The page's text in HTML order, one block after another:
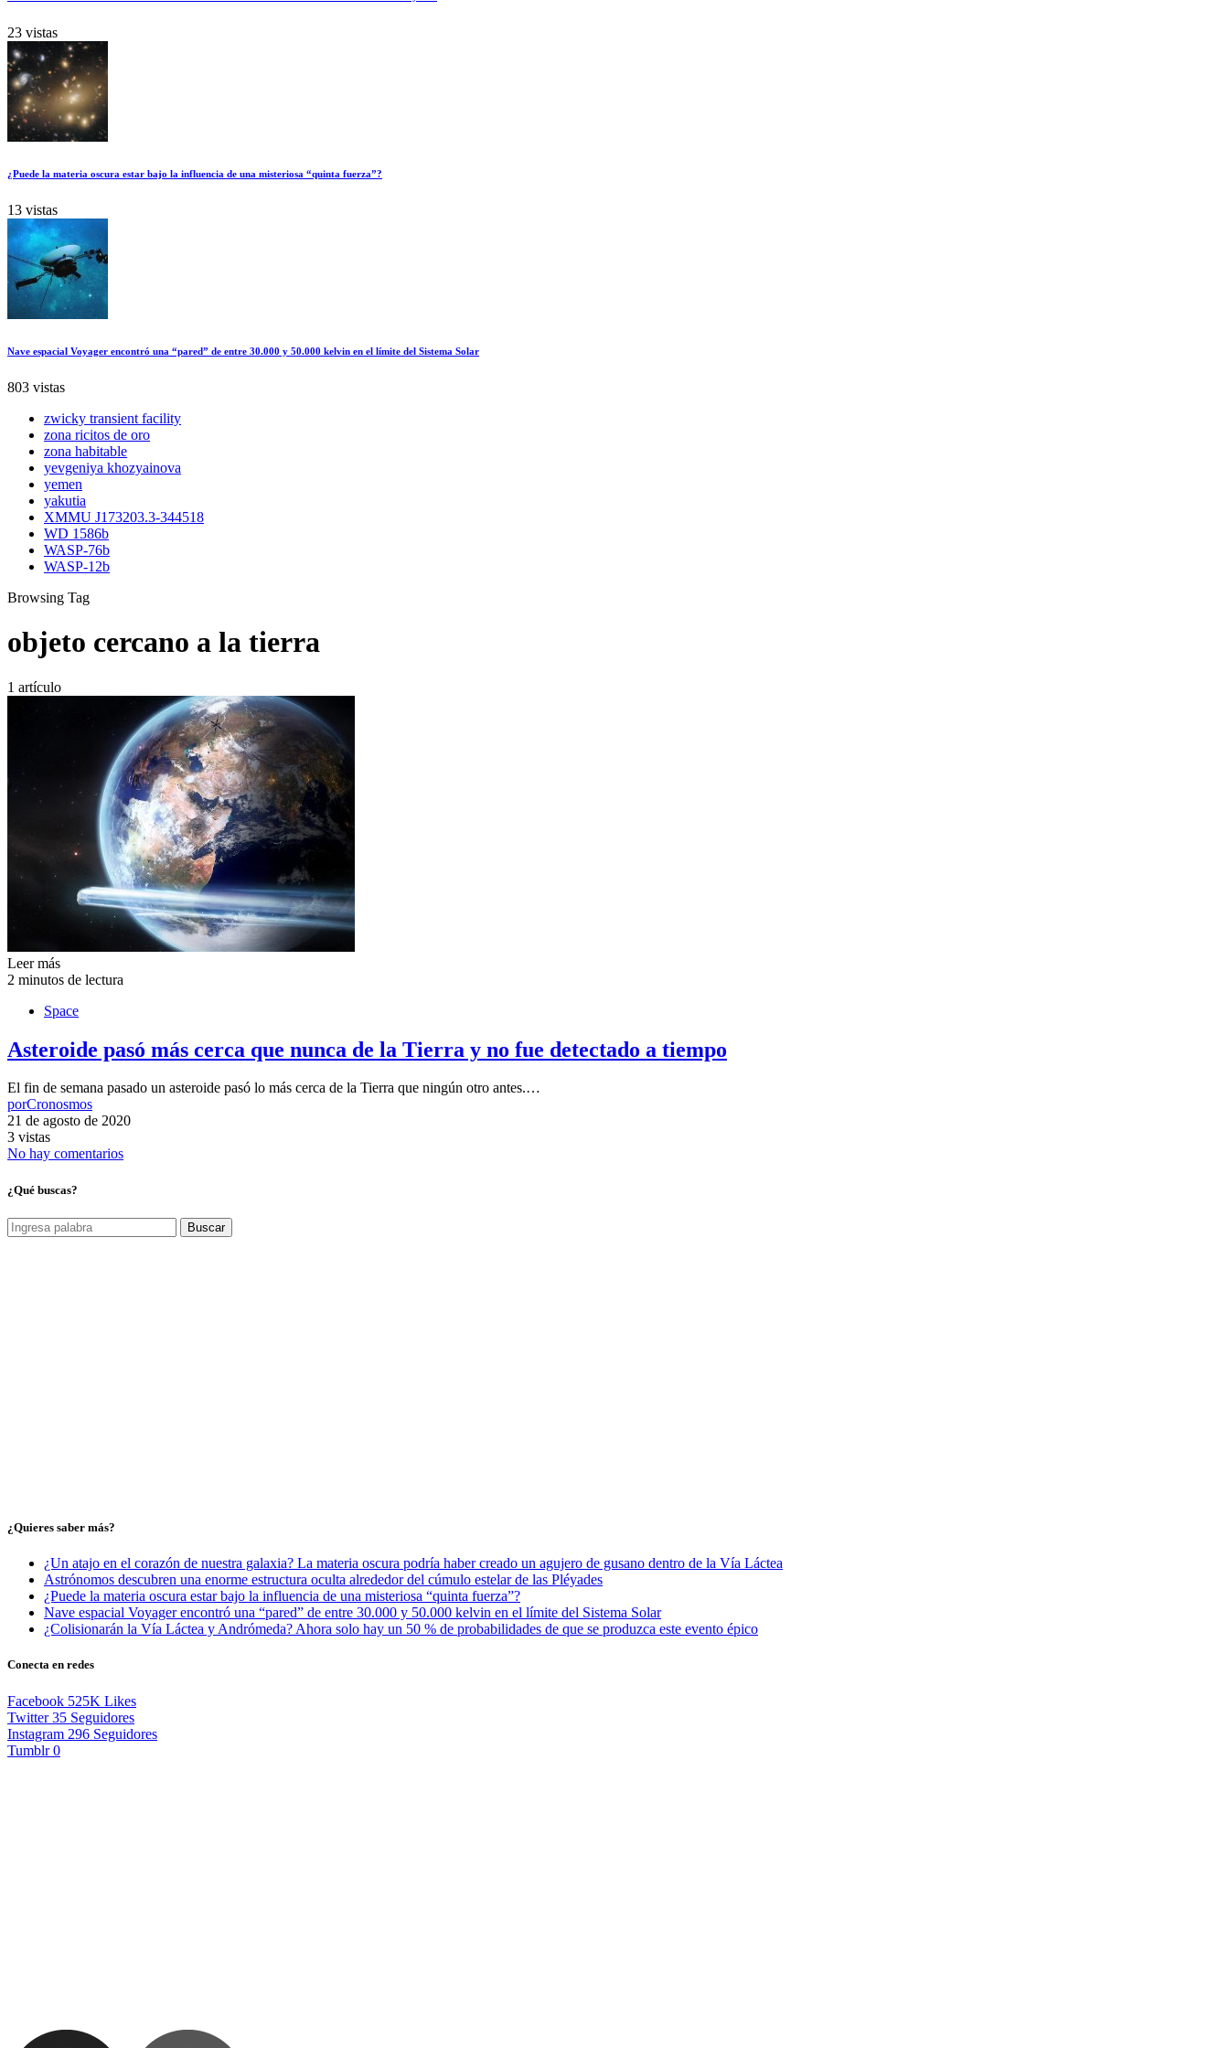
23 vistas
¿Puede la materia oscura estar bajo la influencia de una misteriosa “quinta fuerza”?
13 vistas
Nave espacial Voyager encontró una “pared” de entre 30.000 y 50.000 kelvin en el límite del Sistema Solar
803 vistas
zwicky transient facility
zona ricitos de oro
zona habitable
yevgeniya khozyainova
yemen
yakutia
XMMU J173203.3-344518
WD 1586b
WASP-76b
WASP-12b
Browsing Tag
objeto cercano a la tierra
1 artículo
Leer más
2 minutos de lectura
Space
Asteroide pasó más cerca que nunca de la Tierra y no fue detectado a tiempo
El fin de semana pasado un asteroide pasó lo más cerca de la Tierra que ningún otro antes.…
porCronosmos
21 de agosto de 2020
3 vistas
No hay comentarios
¿Qué buscas?
Buscar
¿Quieres saber más?
¿Un atajo en el corazón de nuestra galaxia? La materia oscura podría haber creado un agujero de gusano dentro de la Vía Láctea
Astrónomos descubren una enorme estructura oculta alrededor del cúmulo estelar de las Pléyades
¿Puede la materia oscura estar bajo la influencia de una misteriosa “quinta fuerza”?
Nave espacial Voyager encontró una “pared” de entre 30.000 y 50.000 kelvin en el límite del Sistema Solar
¿Colisionarán la Vía Láctea y Andrómeda? Ahora solo hay un 50 % de probabilidades de que se produzca este evento épico
Conecta en redes
Facebook 525K Likes
Twitter 35 Seguidores
Instagram 296 Seguidores
Tumblr 0